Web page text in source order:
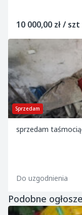
10 000,00 zł / szt
Sprzedam
sprzedam
Do uzgodnienia
Podobne